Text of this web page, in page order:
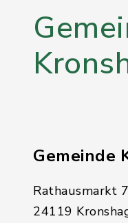
Gemeinde
Rathausmarkt 7
24119